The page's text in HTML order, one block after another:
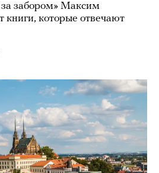
забором» Максим
книги, которые отвечают